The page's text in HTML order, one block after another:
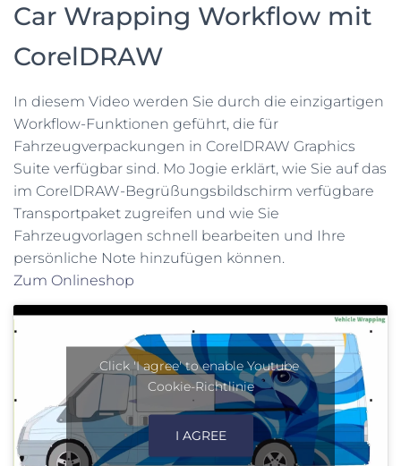
Car Wrapping Workflow mit
CorelDRAW
In diesem Video werden Sie durch die einzigartigen
Workflow-Funktionen geführt, die für
Fahrzeugverpackungen in CorelDRAW Graphics
Suite verfügbar sind. Mo Jogie erklärt, wie Sie auf das
im CorelDRAW-Begrüßungsbildschirm verfügbare
Transportpaket zugreifen und wie Sie
Fahrzeugvorlagen schnell bearbeiten und Ihre
persönliche Note hinzufügen können.
Zum Onlineshop
Click 'I agree' to enable Youtube
Cookie-Richtlinie
I AGREE